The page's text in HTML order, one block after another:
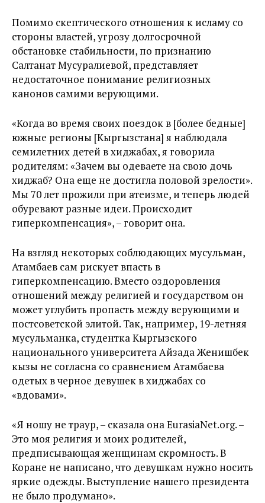
Помимо скептического отношения к исламу со
стороны властей, угрозу долгосрочной
обстановке стабильности, по признанию
Салтанат Мусуралиевой, представляет
недостаточное понимание религиозных
канонов самими верующими.
«Когда во время своих поездок в [более бедные]
южные регионы [Кыргызстана] я наблюдала
семилетних детей в хиджабах, я говорила
родителям: «Зачем вы одеваете на свою дочь
хиджаб? Она еще не достигла половой зрелости».
Мы 70 лет прожили при атеизме, и теперь людей
обуревают разные идеи. Происходит
гиперкомпенсация», – говорит она.
На взгляд некоторых соблюдающих мусульман,
Атамбаев сам рискует впасть в
гиперкомпенсацию. Вместо оздоровления
отношений между религией и государством он
может углубить пропасть между верующими и
постсоветской элитой. Так, например, 19-летняя
мусульманка, студентка Кыргызского
национального университета Айзада Женишбек
кызы не согласна со сравнением Атамбаева
одетых в черное девушек в хиджабах со
«вдовами».
«Я ношу не траур, – сказала она EurasiaNet.org. –
Это моя религия и моих родителей,
предписывающая женщинам скромность. В
Коране не написано, что девушкам нужно носить
яркие одежды. Выступление нашего президента
не было продумано».